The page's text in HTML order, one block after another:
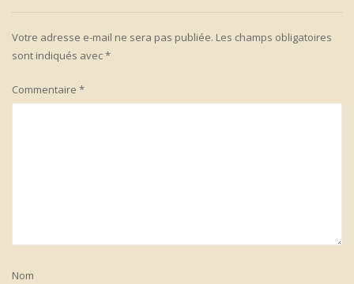
Votre adresse e-mail ne sera pas publiée. Les champs obligatoires
sont indiqués avec*
Commentaire *
Nom